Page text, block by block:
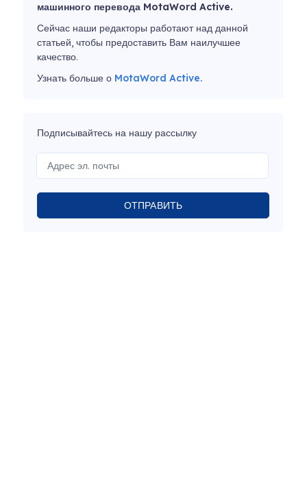
машинного перевода MotaWord Active.
Сейчас наши редакторы работают над данной
статьей, чтобы предоставить Вам наилучшее
качество.
Узнать больше о MotaWord Active.
Подписывайтесь на нашу рассылку
ОТПРАВИТЬ